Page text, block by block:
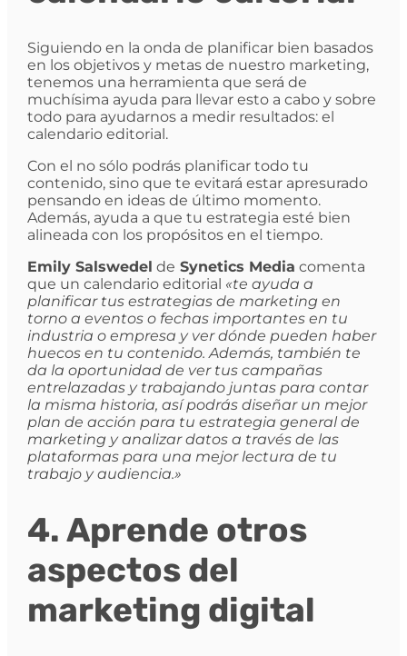
Siguiendo en la onda de planificar bien basados
en los objetivos y metas de nuestro marketing,
tenemos una herramienta que será de
muchísima ayuda para llevar esto a cabo y sobre
todo para ayudarnos a medir resultados: el
calendario editorial.
Con el no sólo podrás planificar todo tu
contenido, sino que te evitará estar apresurado
pensando en ideas de último momento.
Además, ayuda a que tu estrategia esté bien
alineada con los propósitos en el tiempo.
Emily Salswedel de Synetics Media comenta
que un calendario editorial «te ayuda a
planificar tus estrategias de marketing en
torno a eventos o fechas importantes en tu
industria o empresa y ver dónde pueden haber
huecos en tu contenido. Además, también te
da la oportunidad de ver tus campañas
entrelazadas y trabajando juntas para contar
la misma historia, así podrás diseñar un mejor
plan de acción para tu estrategia general de
marketing y analizar datos a través de las
plataformas para una mejor lectura de tu
trabajo y audiencia.»
4. Aprende otros
aspectos del
marketing digital